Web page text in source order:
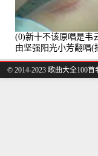
(0)新十不该原唱是韦
由坚强阳光小芳翻唱(
放:49861)
© 2014-2023 歌曲大全100首